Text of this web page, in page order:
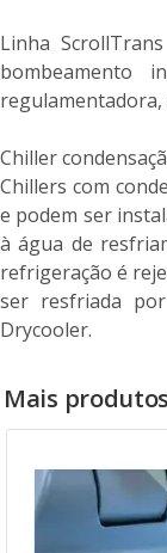
Linha
bombeamento
regulamentadora,
Chiller
Chillers com
e podem ser
à água de
refrigeração é
ser resfriada
Drycooler.
Mais